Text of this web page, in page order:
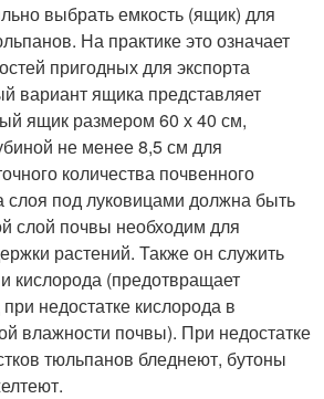
выбрать емкость (ящик) для
На практике это означает
пригодных для экспорта
вариант ящика представляет
ящик размером 60 х 40 см,
не менее 8,5 см для
количества почвенного
слоя под луковицами должна быть
слой почвы необходим для
растений. Также он служить
кислорода (предотвращает
недостатке кислорода в
влажности почвы). При недостатке
тюльпанов бледнеют, бутоны